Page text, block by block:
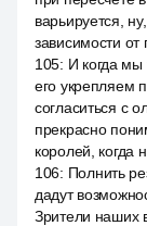
варьируется,
зависимости от
105: И когда мы
его укрепляем
согласиться с
прекрасно
королей, когда
106: Полнить
дадут
Зрители наших